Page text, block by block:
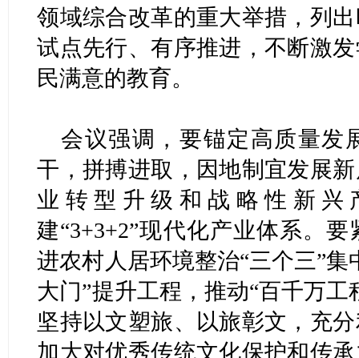
领域综合改革的重大举措，列
试点先行、有序推进，不断激
民满意的教育。
会议强调，要锚定高质量发
干，拼搏进取，因地制宜发展
业转型升级和战略性新兴
建“3+3+2”现代化产业体系。
进农村人居环境整治“三个三”
大门”提升工程，推动“百千万
坚持以文塑旅、以旅彰文，充
加大对优秀传统文化保护和传